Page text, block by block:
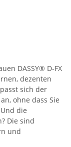
DASSY® D-FX
dezenten
sich der
ohne dass Sie
die
Die sind
und